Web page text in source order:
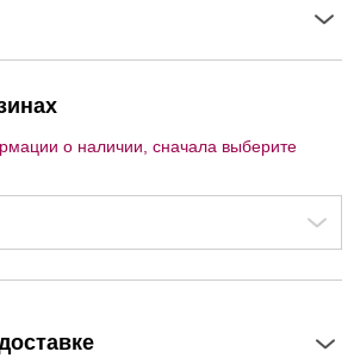
о наличии, сначала выберите